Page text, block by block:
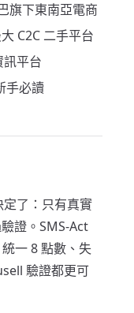
旗下東南亞電商
C2C 二手平台
訊平台
手必讀
了：只有真實
證。SMS-Act
一 8 點數、失
驗證都更可